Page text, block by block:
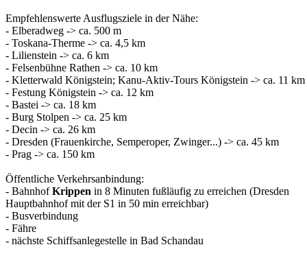
Empfehlenswerte Ausflugsziele in der Nähe:
- Elberadweg -> ca. 500 m
- Toskana-Therme -> ca. 4,5 km
- Lilienstein -> ca. 6 km
- Felsenbühne Rathen -> ca. 10 km
- Kletterwald Königstein; Kanu-Aktiv-Tours Königstein -> ca. 11 km
- Festung Königstein -> ca. 12 km
- Bastei -> ca. 18 km
- Burg Stolpen -> ca. 25 km
- Decin -> ca. 26 km
- Dresden (Frauenkirche, Semperoper, Zwinger...) -> ca. 45 km
- Prag -> ca. 150 km
Öffentliche Verkehrsanbindung:
- BahnhofKrippen in 8 Minuten fußläufig zu erreichen (Dresden
Hauptbahnhof mit der S1 in 50 min erreichbar)
- Busverbindung
- Fähre
- nächste Schiffsanlegestelle in Bad Schandau